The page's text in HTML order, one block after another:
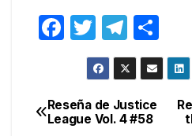
F
e
b
T
w
itt
er
T
el
e
gr
a
o
m
Navegación
Reseña de Justice
League Vol. 4 #58